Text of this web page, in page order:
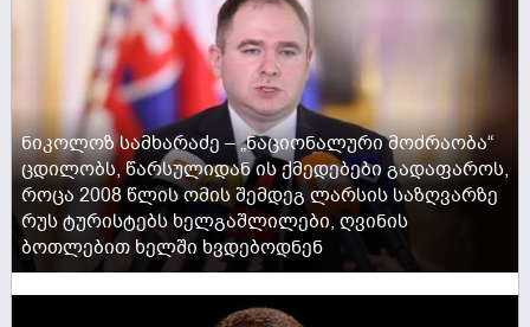
ნიკოლოზ სამხარაძე – „ნაციონალური მოძრაობა“
ცდილობს, წარსულიდან ის ქმედებები გადაფაროს,
როცა 2008 წლის ომის შემდეგ ლარსის საზღვარზე
რუს ტურისტებს ხელგაშლილები, ღვინის
ბოთლებით ხელში ხვდებოდნენ